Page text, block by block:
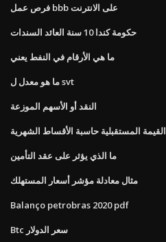
فرص عمل bbb على الانترنت
حكومة كندا 10 سنة العائد السندات
ما هي الأرقام في النفط يعني
ما هو معدل ل svt
النقد أو الأسهم الموزعة
القيمة المستقبلية حاسبة الأقساط الشهرية
ما الذي يؤثر على عقد التأمين
مثال معادلة مؤشر أسعار المستهلك
Balanço petrobras 2020 pdf
Btc سعر الدولار